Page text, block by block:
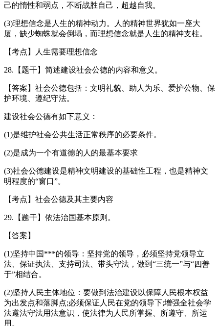
己的惰性和弱点，不断战胜自己，超越自我。
(3)理想信念是人生的精神动力。人的精神世界犹如一座大
厦，缺少蜘蛛就会倒塌，而理想信念就是人生的精神支柱。
【考点】人生需要理想信念
28.【题干】简述建设社会公德的内容和意义。
【答案】社会公德包括：文明礼貌、助人为乐、爱护公物、保
护环境、遵纪守法。
建设社会公德有如下意义：
(1)是维护社会公共生活正常秩序的必要条件。
(2)是成为一个有道德的人的最基本要求
(3)社会公德建设是精神文明建设的基础性工程，也是精神文
明程度的“窗口”。
【考点】社会公德及其主要内容
29.【题干】依法治国基本原则。
【答案】
(1)坚持中国***的领导：坚持党的领导，必须坚持党领导立
法、保证执法、支持司法、带头守法，做到“三统一”与“四善
于”相结合。
(2)坚持人民主体地位：要做到法治建设以保障人民根本权益
为出发点和落脚点;必须保证人民在党的领导下;增强全社会学
法遵法守法用法意识，使法律为人民所掌握、所遵守、所运
用。